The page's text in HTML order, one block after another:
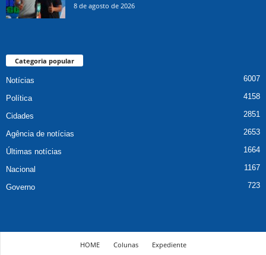
8 de agosto de 2026
Categoria popular
Notícias 6007
Política 4158
Cidades 2851
Agência de notícias 2653
Últimas notícias 1664
Nacional 1167
Governo 723
HOME Colunas Expediente